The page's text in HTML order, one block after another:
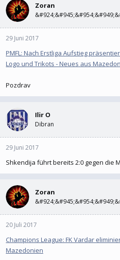
Zoran
29 Juni 2017
PMFL: Nach Erstliga Aufstieg
Logo und Trikots - Neues aus
Pozdrav
Ilir O
Dibran
29 Juni 2017
Shkendija führt bereits 2:0 gegen die
Zoran
20 Juli 2017
Champions League: FK Vardar
Mazedonien